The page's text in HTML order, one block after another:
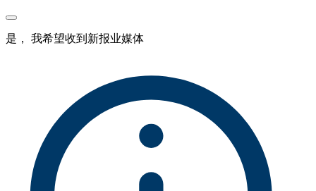
是， 我希望收到新报业媒体